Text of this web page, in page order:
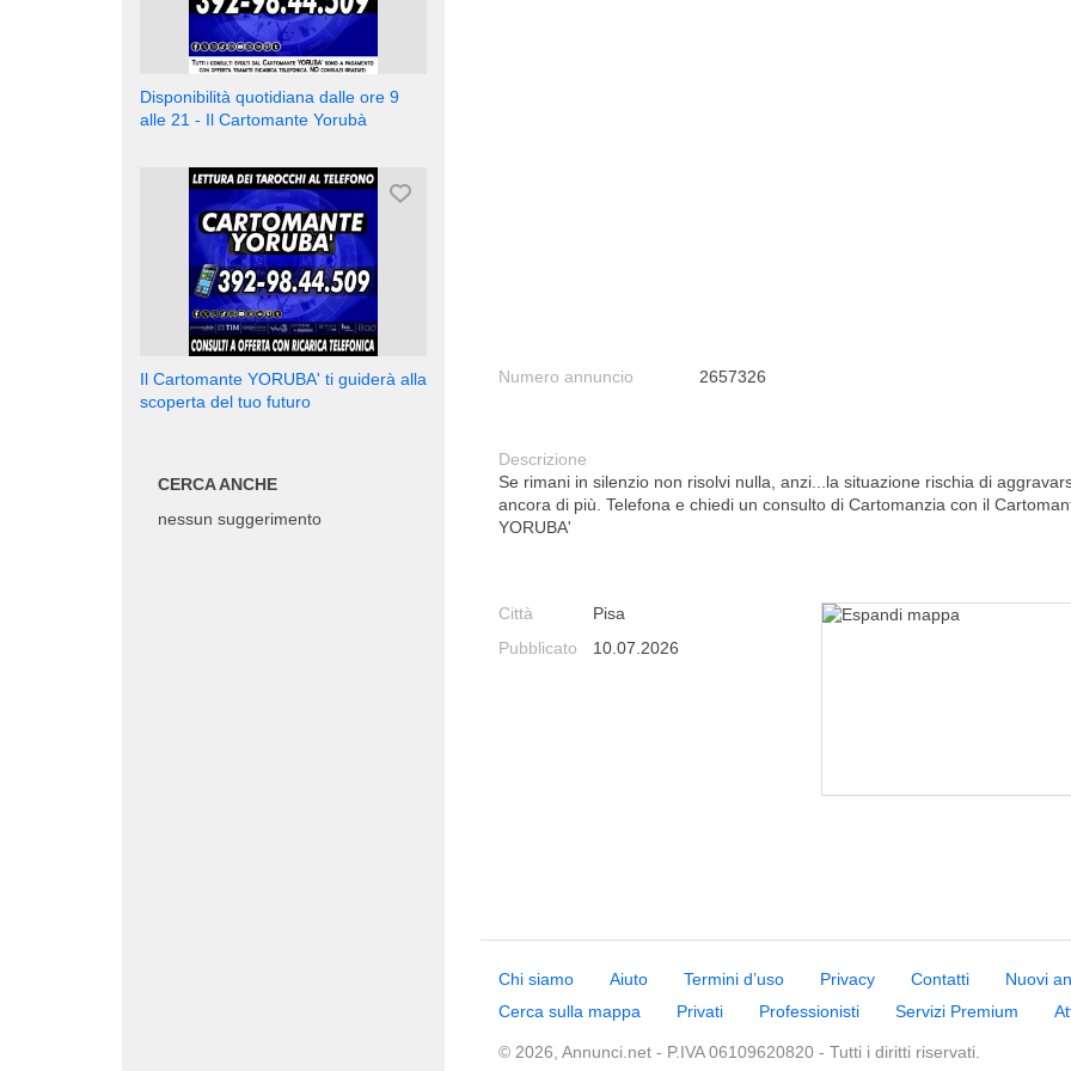
Numero annuncio 2657326
Descrizione
Se rimani in silenzio non risolvi nulla, anzi...la situazione rischia di
ancora di più. Telefona e chiedi un consulto di Cartomanzia con il
YORUBA'
Città
Pisa
Pubblicato
10.07.2026
Disponibilità quotidiana dalle ore 9
alle 21 - Il Cartomante Yorubà
Il Cartomante YORUBA' ti guiderà alla
scoperta del tuo futuro
CERCA ANCHE
nessun suggerimento
Chi siamo Aiuto Termini d’uso Privacy Contatti Nuovi
Cerca sulla mappa
Privati Professionisti Servizi Premium
© 2026, Annunci.net - P.IVA 06109620820 - Tutti i diritti riservati.